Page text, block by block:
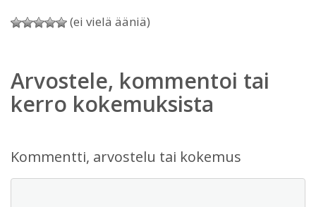
(ei vielä ääniä)
Arvostele, kommentoi tai
kerro kokemuksista
Kommentti, arvostelu tai kokemus